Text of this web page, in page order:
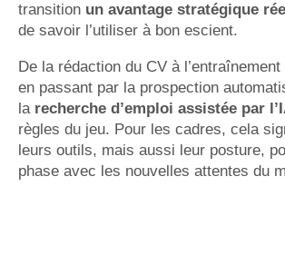
transition un avantage stratégique
de savoir l’utiliser à bon escient.
De la rédaction du CV à l’entraînement
en passant par la prospection
la recherche d’emploi assistée par
règles du jeu. Pour les cadres, cela
leurs outils, mais aussi leur posture,
phase avec les nouvelles attentes du